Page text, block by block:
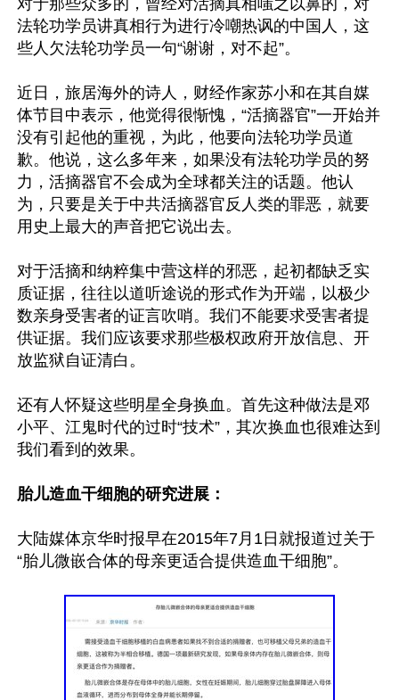
对于那些众多的，曾经对活摘真相嗤之以鼻的，对
法轮功学员讲真相行为进行冷嘲热讽的中国人，这
些人欠法轮功学员一句“谢谢，对不起”。
近日，旅居海外的诗人，财经作家苏小和在其自媒
体节目中表示，他觉得很惭愧，“活摘器官”一开始并
没有引起他的重视，为此，他要向法轮功学员道
歉。他说，这么多年来，如果没有法轮功学员的努
力，活摘器官不会成为全球都关注的话题。他认
为，只要是关于中共活摘器官反人类的罪恶，就要
用史上最大的声音把它说出去。
对于活摘和纳粹集中营这样的邪恶，起初都缺乏实
质证据，往往以道听途说的形式作为开端，以极少
数亲身受害者的证言吹哨。我们不能要求受害者提
供证据。我们应该要求那些极权政府开放信息、开
放监狱自证清白。
还有人怀疑这些明星全身换血。首先这种做法是邓
小平、江鬼时代的过时“技术”，其次换血也很难达到
我们看到的效果。
胎儿造血干细胞的研究进展：
大陆媒体京华时报早在2015年7月1日就报道过关于
“胎儿微嵌合体的母亲更适合提供造血干细胞”。